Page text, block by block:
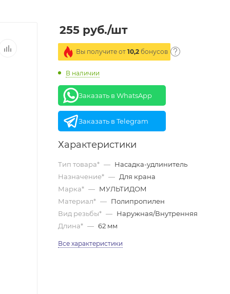
255 руб./шт
Вы получите от 10,2 бонусов
В наличии
Заказать в WhatsApp
Заказать в Telegram
Характеристики
Тип товара* — Насадка-удлинитель
Назначение* — Для крана
Марка* — МУЛЬТИДОМ
Материал* — Полипропилен
Вид резьбы* — Наружная/Внутренняя
Длина* — 62 мм
Все характеристики